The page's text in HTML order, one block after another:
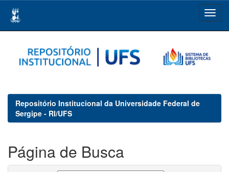
navigation
Repositório Institucional da Universidade Federal de
Sergipe - RI/UFS
Página de Busca